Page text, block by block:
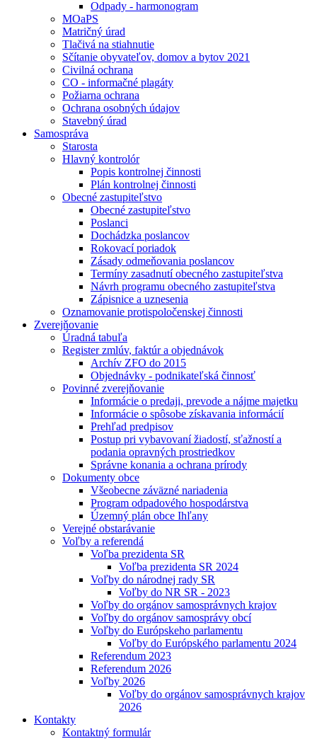
Odpady - harmonogram
MOaPS
Matričný úrad
Tlačivá na stiahnutie
Sčítanie obyvateľov, domov a bytov 2021
Civilná ochrana
CO - informačné plagáty
Požiarna ochrana
Ochrana osobných údajov
Stavebný úrad
Samospráva
Starosta
Hlavný kontrolór
Popis kontrolnej činnosti
Plán kontrolnej činnosti
Obecné zastupiteľstvo
Obecné zastupiteľstvo
Poslanci
Dochádzka poslancov
Rokovací poriadok
Zásady odmeňovania poslancov
Termíny zasadnutí obecného zastupiteľstva
Návrh programu obecného zastupiteľstva
Zápisnice a uznesenia
Oznamovanie protispoločenskej činnosti
Zverejňovanie
Úradná tabuľa
Register zmlúv, faktúr a objednávok
Archív ZFO do 2015
Objednávky - podnikateľská činnosť
Povinné zverejňovanie
Informácie o predaji, prevode a nájme majetku
Informácie o spôsobe získavania informácií
Prehľad predpisov
Postup pri vybavovaní žiadostí, sťažností a
podania opravných prostriedkov
Správne konania a ochrana prírody
Dokumenty obce
Všeobecne záväzné nariadenia
Program odpadového hospodárstva
Územný plán obce Ihľany
Verejné obstarávanie
Voľby a referendá
Voľba prezidenta SR
Voľba prezidenta SR 2024
Voľby do národnej rady SR
Voľby do NR SR - 2023
Voľby do orgánov samosprávnych krajov
Voľby do orgánov samosprávy obcí
Voľby do Európskeho parlamentu
Voľby do Európského parlamentu 2024
Referendum 2023
Referendum 2026
Voľby 2026
Voľby do orgánov samosprávnych krajov
2026
Kontakty
Kontaktný formulár